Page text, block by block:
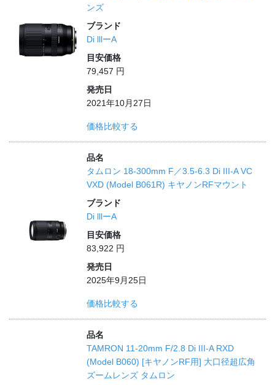
ンズ
ブランド
Di lllーA
目安価格
79,457 円
発売日
2021年10月27日
価格比較する
品名
タムロン 18-300mm F／3.5-6.3 Di III-A VC
VXD (Model B061R) キヤノンRFマウント
ブランド
Di lllーA
目安価格
83,922 円
発売日
2025年9月25日
価格比較する
品名
TAMRON 11-20mm F/2.8 Di III-A RXD
(Model B060) [キヤノンRF用] 大口径超広角
ズームレンズ タムロン